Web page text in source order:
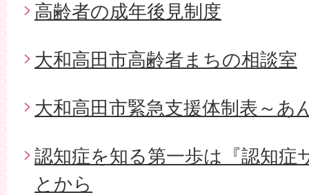
高齢者の成年後見制度
大和高田市高齢者まちの相談室
大和高田市緊急支援体制表～あ
認知症を知る第一歩は『認知症
とから